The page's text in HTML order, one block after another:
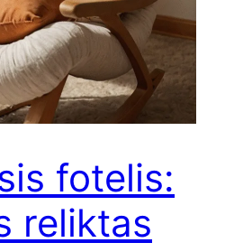
fotelis:
reliktas